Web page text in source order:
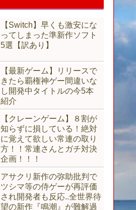
【Switch】早くも激安にな
ってしまった準新作ソフト
5選【訳あり】
【最新ゲーム】リリースで
きたら覇権神ゲー間違いな
し開発中タイトルの今5本
紹介
【クレーンゲーム】８割が
知らずに損している！絶対
に覚えて欲しい常連の取り
方！！常連さんとガチ対決
企画！！！
アサクリ新作の弥助批判で
ツシマ等の侍ゲーが再評価
され開発者も反応..全世界待
望の新作『鳴潮』が難解過